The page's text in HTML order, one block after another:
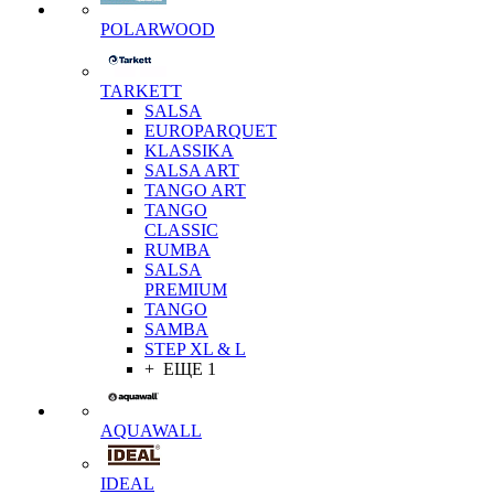
POLARWOOD
TARKETT
SALSA
EUROPARQUET
KLASSIKA
SALSA ART
TANGO ART
TANGO
CLASSIC
RUMBA
SALSA
PREMIUM
TANGO
SAMBA
STEP XL & L
+ ЕЩЕ 1
AQUAWALL
IDEAL